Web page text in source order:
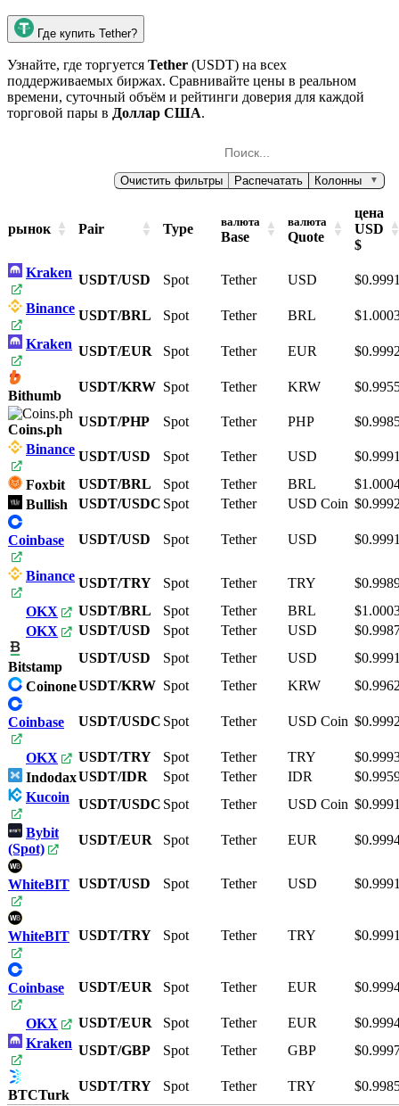
Где купить Tether?
Узнайте, где торгуется Tether (USDT) на всех
поддерживаемых биржах. Сравнивайте цены в реальном
времени, суточный объём и рейтинги доверия для каждой
торговой пары в Доллар США.
Очистить фильтры Распечатать Колонны ▼
рынок Pair Type валюта
Base
валюта
Quote
цена
USD
$
Kraken USDT/USD Spot Tether USD
Binance USDT/BRL Spot Tether BRL
Kraken USDT/EUR Spot Tether EUR
Bithumb
USDT/KRW Spot Tether KRW
Coins.ph
USDT/PHP Spot Tether PHP
Binance USDT/USD Spot Tether USD
Foxbit
USDT/BRL Spot Tether BRL
Bullish
USDT/USDC Spot Tether USD Coin
Coinbase USDT/USD Spot Tether USD
Binance USDT/TRY Spot Tether TRY
OKX
USDT/BRL Spot Tether BRL
OKX
USDT/USD Spot Tether USD
Bitstamp
USDT/USD Spot Tether USD
CoinoneUSDT/KRW Spot Tether KRW
Coinbase USDT/USDC Spot Tether USD Coin
OKX USDT/TRY Spot Tether TRY
IndodaxUSDT/IDR Spot Tether IDR
Kucoin
USDT/USDC Spot Tether USD Coin
Bybit
(Spot)
USDT/EUR Spot Tether EUR
WhiteBIT USDT/USD Spot Tether USD
WhiteBIT USDT/TRY Spot Tether TRY
Coinbase USDT/EUR Spot Tether EUR
OKX USDT/EUR Spot Tether EUR
Kraken USDT/GBP Spot Tether GBP
BTCTurk
USDT/TRY Spot Tether TRY